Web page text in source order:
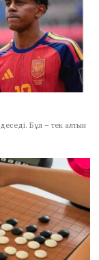
Бұл – тек алтын